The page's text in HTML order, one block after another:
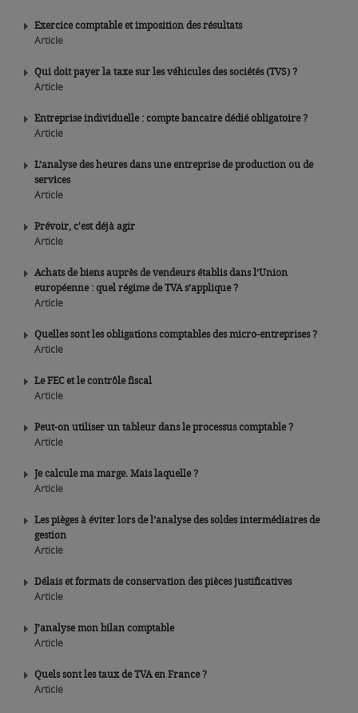
Exercice comptable et imposition des résultats
Article
Qui doit payer la taxe sur les véhicules des sociétés (TVS) ?
Article
Entreprise individuelle : compte bancaire dédié obligatoire ?
Article
L’analyse des heures dans une entreprise de production ou de
services
Article
Prévoir, c'est déjà agir
Article
Achats de biens auprès de vendeurs établis dans l’Union
européenne : quel régime de TVA s’applique ?
Article
Quelles sont les obligations comptables des micro-entreprises ?
Article
Le FEC et le contrôle fiscal
Article
Peut-on utiliser un tableur dans le processus comptable ?
Article
Je calcule ma marge. Mais laquelle ?
Article
Les pièges à éviter lors de l’analyse des soldes intermédiaires de
gestion
Article
Délais et formats de conservation des pièces justificatives
Article
J’analyse mon bilan comptable
Article
Quels sont les taux de TVA en France ?
Article